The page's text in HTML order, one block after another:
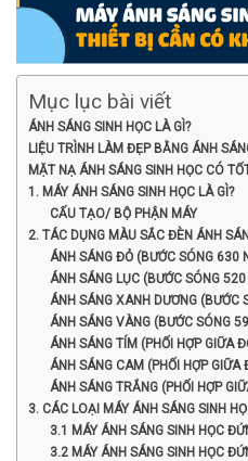
Mục lục bài viết
ÁNH SÁNG SINH HỌC LÀ GÌ?
LIỆU TRÌNH LÀM ĐẸP BẰNG ÁNH
MẶT NẠ ÁNH SÁNG SINH HỌC CÓ
1. MÁY ÁNH SÁNG SINH HỌC LÀ GÌ?
CẤU TẠO/ BỘ PHẬN MÁY
2. TÁC DỤNG MÀU SẮC ĐÈN ÁNH
ÁNH SÁNG ĐỎ (BƯỚC SÓNG 630
ÁNH SÁNG LỤC (BƯỚC SÓNG
ÁNH SÁNG XANH DƯƠNG (BƯỚC
ÁNH SÁNG VÀNG (BƯỚC SÓNG
ÁNH SÁNG TÍM (PHỐI HỢP GIỮA
ÁNH SÁNG CAM (PHỐI HỢP GIỮA
ÁNH SÁNG TRẮNG (PHỐI HỢP
3. CÁC LOẠI MÁY ÁNH SÁNG SINH
3.1 MÁY ÁNH SÁNG SINH HỌC
3.2 MÁY ÁNH SÁNG SINH HỌC